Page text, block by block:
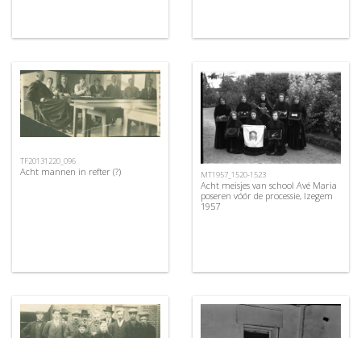
TF20131220_096
Acht mannen in refter (?) MT1957_1520-1523
Acht meisjes van school Avé Maria
poseren vóór de processie, Izegem
1957